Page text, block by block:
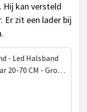
Hij kan versteld
Er zit een lader bij
- Led Halsband
20-70 CM - Groen
Large -
- Honden